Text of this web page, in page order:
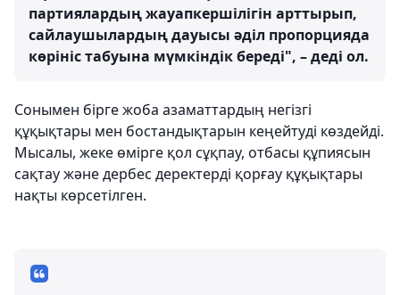
партиялардың жауапкершілігін арттырып,
сайлаушылардың дауысы әділ пропорцияда
көрініс табуына мүмкіндік береді", – деді ол.
Сонымен бірге жоба азаматтардың негізгі
құқықтары мен бостандықтарын кеңейтуді көздейді.
Мысалы, жеке өмірге қол сұқпау, отбасы құпиясын
сақтау және дербес деректерді қорғау құқықтары
нақты көрсетілген.